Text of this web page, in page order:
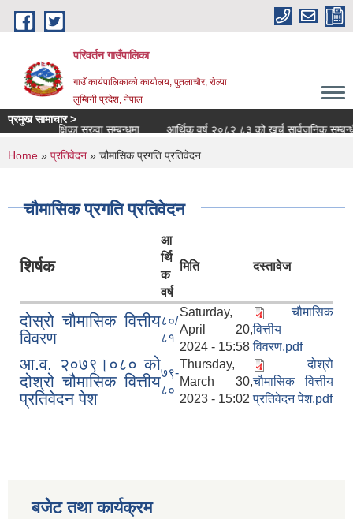
Skip to main content
परिवर्तन गाउँपालिका
गाउँ कार्यपालिकाको कार्यालय, पुतलाचौर, रोल्पा
लुम्बिनी प्रदेश, नेपाल
प्रमुख सामाचार >
शिक्षिका सरुवा सम्बन्धमा
आर्थिक वर्ष २०८२ ८३ को खर्च सार्वजनिक सम्बन्धी
You are here
Home » प्रतिवेदन » चौमासिक प्रगति प्रतिवेदन
चौमासिक प्रगति प्रतिवेदन
शिर्षक
आ
र्थि
क
वर्ष
मिति दस्तावेज
दोस्रो चौमासिक वित्तीय
विवरण
८०/
८१
Saturday,
April 20,
2024 - 15:58
चौमासिक
वित्तीय
विवरण.pdf
आ.व. २०७९।०८० को
दोश्रो चौमासिक वित्तीय
प्रतिवेदन पेश
७९-
८०
Thursday,
March 30,
2023 - 15:02
दोश्रो
चौमासिक वित्तीय
प्रतिवेदन पेश.pdf
बजेट तथा कार्यक्रम